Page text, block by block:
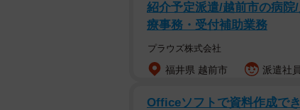
紹介予定派遣/越前市の病
療事務・受付補助業務
プラウズ株式会社
福井県 越前市 派遣社
Officeソフトで資料作成で